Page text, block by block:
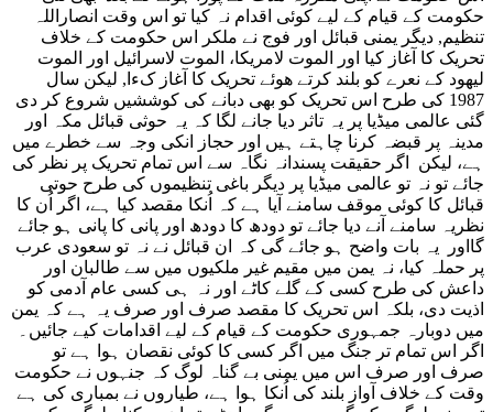
حکومت کے قیام کے لیے کوئی اقدام نہ کیا تو اس وقت انصاراللہ
تنظیم, دیگر یمنی قبائل اور فوج نے ملکر اس حکومت کے خلاف
تحریک کا آغاز کیا اور الموت لامریکا، الموت لاسرائیل اور الموت
لیھود کے نعرے کو بلند کرتے هوئے تحریک کا آغاز کءا, لیکن سال
1987 کی طرح اس تحریک کو بھی دبانے کی کوششیں شروع کر دی
گئی عالمی میڈیا پر یہ تاثر دیا جانے لگا کہ یہ حوثی قبائل مکہ اور
مدینہ پر قبضہ کرنا چاہتے ہیں اور حجاز انکی وجہ سے خطرے میں
ہے، لیکن اگر حقیقت پسندانہ نگاہ سے اس تمام تحریک پر نظر کی
جائے تو نہ تو عالمی میڈیا پر دیگر باغی تنظیموں کی طرح حوتی
قبائل کا کوئی موقف سامنے آیا ہے کہ اُنکا مقصد کیا ہے، اگر اُن کا
نظریہ سامنے آنے دیا جائے تو دودھ کا دودھ اور پانی کا پانی ہو جائے
گااور یہ بات واضح ہو جائے گی کہ ان قبائل نے نہ تو سعودی عرب
پر حملہ کیا، نہ یمن میں مقیم غیر ملکیوں میں سے طالبان اور
داعش کی طرح کسی کے گلے کاٹے اور نہ ہی کسی عام آدمی کو
اذیت دی، بلکہ اس تحریک کا مقصد صرف اور صرف یہ ہے کہ یمن
میں دوبارہ جمہوری حکومت کے قیام کے لیے اقدامات کیے جائیں۔
اگر اس تمام تر جنگ میں اگر کسی کا کوئی نقصان ہوا ہے تو
صرف اور صرف اس میں یمنی بے گناہ لوگ کہ جنہوں نے حکومت
وقت کے خلاف آواز بلند کی اُنکا ہوا ہے، طیاروں نے بمباری کی ہے